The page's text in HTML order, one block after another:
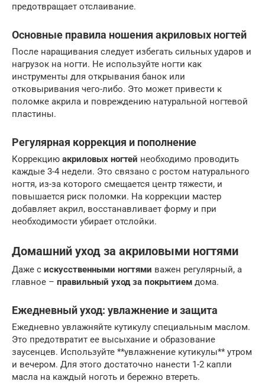
предотвращает отслаивание.
Основные правила ношения акриловых ногтей
После наращивания следует избегать сильных ударов и
нагрузок на ногти. Не используйте ногти как
инструменты для открывания банок или
отковыривания чего-либо. Это может привести к
поломке акрила и повреждению натуральной ногтевой
пластины.
Регулярная коррекция и пополнение
Коррекцию акриловых ногтей необходимо проводить
каждые 3-4 недели. Это связано с ростом натурального
ногтя, из-за которого смещается центр тяжести, и
повышается риск поломки. На коррекции мастер
добавляет акрил, восстанавливает форму и при
необходимости убирает отслойки.
Домашний уход за акриловыми ногтями
Даже с искусственными ногтями важен регулярный, а
главное – правильный уход за покрытием дома.
Ежедневный уход: увлажнение и защита
Ежедневно увлажняйте кутикулу специальным маслом.
Это предотвратит ее высыхание и образование
заусенцев. Используйте **увлажнение кутикулы** утром
и вечером. Для этого достаточно нанести 1-2 капли
масла на каждый ноготь и бережно втереть.